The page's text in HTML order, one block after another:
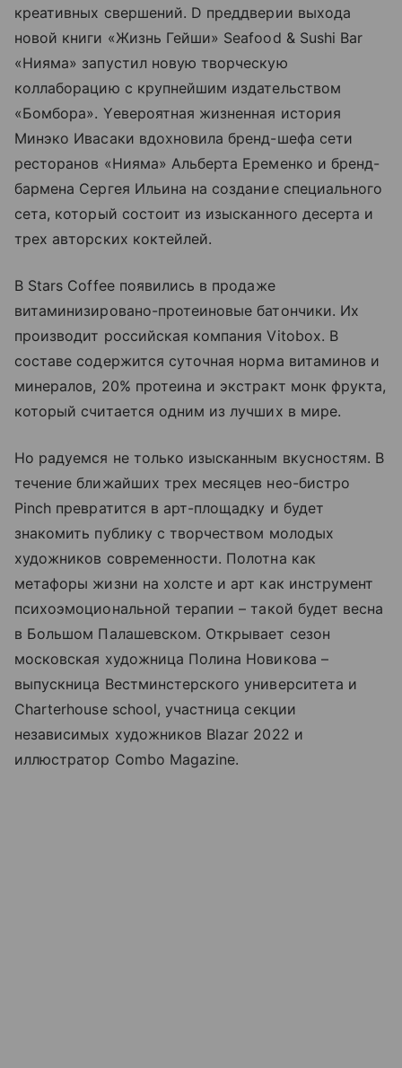
креативных свершений. D преддверии выхода
новой книги «Жизнь Гейши» Seafood & Sushi Bar
«Нияма» запустил новую творческую
коллаборацию с крупнейшим издательством
«Бомбора». Yевероятная жизненная история
Минэко Ивасаки вдохновила бренд-шефа сети
ресторанов «Нияма» Альберта Еременко и бренд-
бармена Сергея Ильина на создание специального
сета, который состоит из изысканного десерта и
трех авторских коктейлей.
В Stars Coffeе появились в продаже
витаминизировано-протеиновые батончики. Их
производит российская компания Vitobox. В
составе содержится суточная норма витаминов и
минералов, 20% протеина и экстракт монк фрукта,
который считается одним из лучших в мире.
Но радуемся не только изысканным вкусностям. В
течение ближайших трех месяцев нео-бистро
Pinch превратится в арт-площадку и будет
знакомить публику с творчеством молодых
художников современности. Полотна как
метафоры жизни на холсте и арт как инструмент
психоэмоциональной терапии– такой будет весна
в Большом Палашевском. Открывает сезон
московская художница Полина Новикова –
выпускница Вестминстерского университета и
Charterhouse school, участница секции
независимых художников Blazar 2022 и
иллюстратор Combo Magazine.